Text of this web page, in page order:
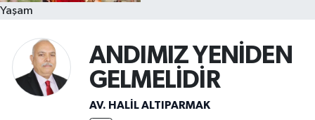
Yaşam
ANDIMIZ YENİDEN
GELMELİDİR
AV. HALIL ALTIPARMAK